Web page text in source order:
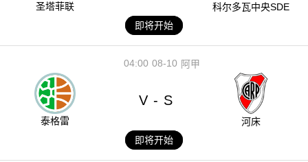
圣塔菲联
科尔多瓦中央SDE
即将开始
08-10
04:00 阿甲
泰格雷
V - S
河床
即将开始